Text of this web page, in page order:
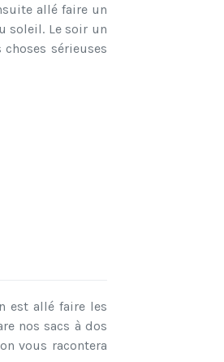
allé faire un
soleil. Le soir un
sérieuses
est allé faire les
nos sacs à dos
vous racontera